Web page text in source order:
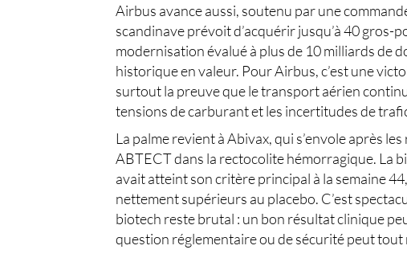
Airbus avance aussi, soutenu par une
scandinave prévoit d’acquérir jusqu’à 40 gros-
modernisation évalué à plus de 10 milliards de
historique en valeur. Pour Airbus, c’est une
surtout la preuve que le transport aérien
tensions de carburant et les incertitudes de
La palme revient àAbivax, qui s’envole après
ABTECT dans la rectocolite hémorragique. La
avait atteint son critère principal à la semaine
nettement supérieurs au placebo. C’est
biotech reste brutal : un bon résultat clinique
question réglementaire ou de sécurité peut